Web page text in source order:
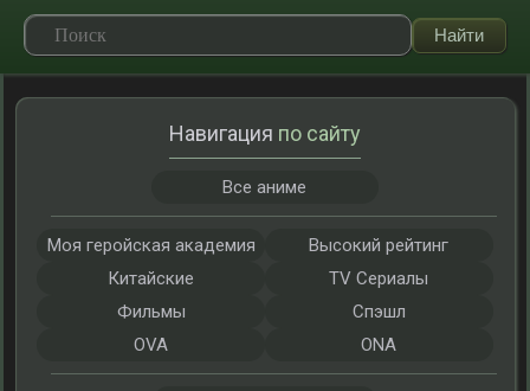
Навигация по сайту
Все аниме
Моя геройская академия
Высокий рейтинг
Китайские
TV Сериалы
Фильмы
Спэшл
OVA
ONA